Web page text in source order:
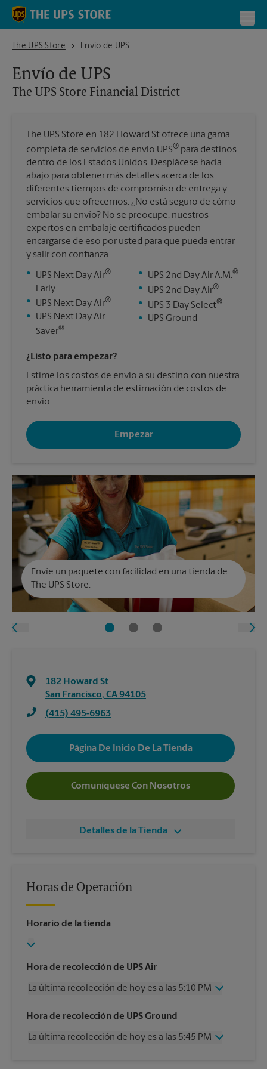
Skip to content
Return to Nav
The UPS Store
The UPS Store Financial District
Envío de UPS
Envío de UPS
The UPS Store Financial District
The UPS Store en 182 Howard St ofrece una gama
completa de servicios de envío UPS® para destinos
dentro de los Estados Unidos. Desplácese hacia
abajo para obtener más detalles acerca de los
diferentes tiempos de compromiso de entrega y
servicios que ofrecemos. ¿No está seguro de cómo
embalar su envío? No se preocupe, nuestros
expertos en embalaje certificados pueden
encargarse de eso por usted para que pueda entrar
y salir con confianza.
•
UPS Next Day Air®
Early
•
UPS Next Day Air®
•
UPS Next Day Air
Saver®
• UPS 2nd Day Air A.M.®
• UPS 2nd Day Air®
• UPS 3 Day Select®
• UPS Ground
¿Listo para empezar?
Estime los costos de envío a su destino con nuestra
práctica herramienta de estimación de costos de
envío.
Empezar
Envíe un paquete con facilidad en una tienda de
The UPS Store.
182 Howard St
San Francisco, CA94105
(415) 495-6963
Página De Inicio De La Tienda
Comuníquese Con Nosotros
Detalles de la Tienda
Horas de Operación
Horario de la tienda
Hora de recolección de UPS Air
La última recolección de hoy es a las 5:10 PM
Miércoles
5:10 PM
Viernes
5:10 PM
Hora de recolección de UPS Ground
La última recolección de hoy es a las 5:45 PM